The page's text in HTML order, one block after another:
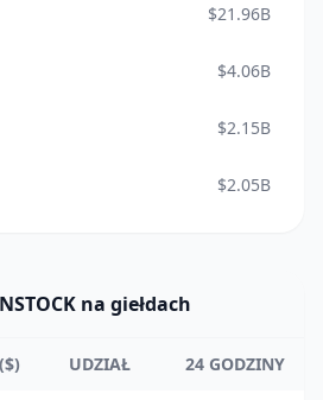
$21.96B
$4.06B
$2.15B
$2.05B
na giełdach
UDZIAŁ 24 GODZINY